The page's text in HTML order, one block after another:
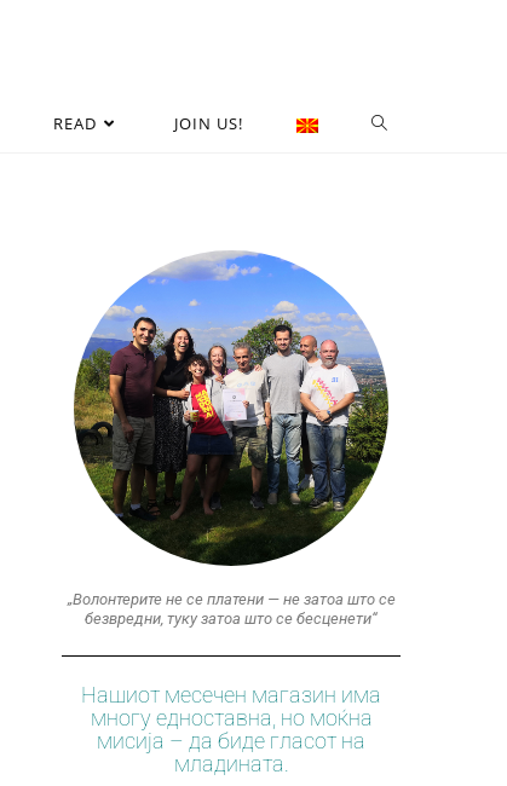
READ JOIN US!
„Волонтерите не се платени — не затоа што се
безвредни, туку затоа што се бесценети“
Нашиот месечен магазин има
многу едноставна, но моќна
мисија – да биде гласот на
младината.